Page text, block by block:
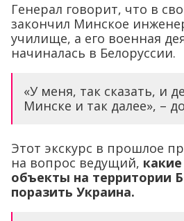
Генерал говорит, что в
закончил Минское
училище, а его военная
начиналась в Белоруссии.
«У меня, так сказать, и
Минске и так далее», –
Этот экскурс в прошлое
на вопрос ведущий,
объекты на территории
поразить Украина.